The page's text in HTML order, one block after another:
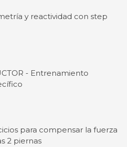
y reactividad con step
- Entrenamiento
para compensar la fuerza
2 piernas